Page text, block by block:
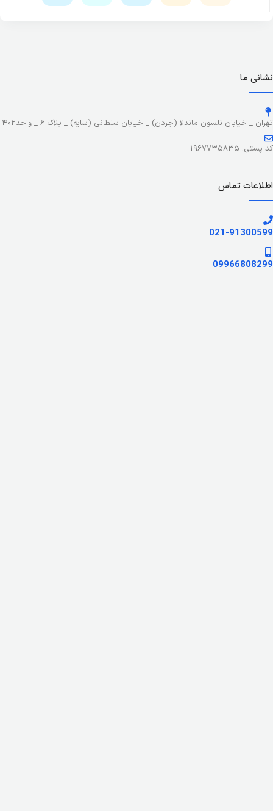
نشانی ما
تهران _ خیابان نلسون ماندلا (جردن) _ خیابان سلطانی (سایه) _ پلاک ۶ _ واحد۴۰۲
کد پستی: ۱۹۶۷۷۳۵۸۳۵
اطلاعات تماس
021-91300599
09966808299